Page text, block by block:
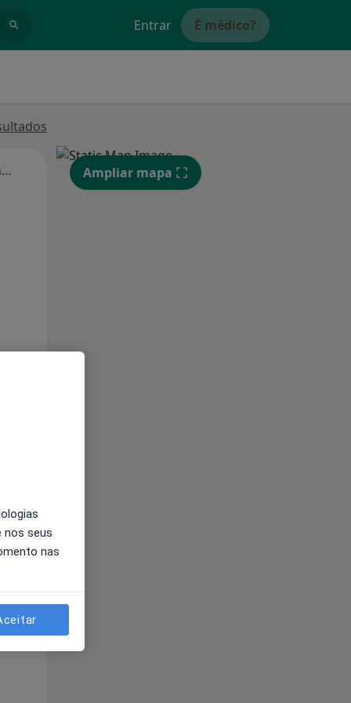
Entrar É médico?
Segunda-feira Qua Qui,
13 Ago
Segunda-feira Ter,
11 Ago
Ampliar mapa
nos seus
nas